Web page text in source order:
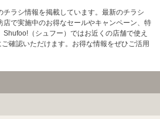
チラシ情報を掲載しています。最新のチラシ
店で実施中のお得なセールやキャンペーン、特
（シュフー）ではお近くの店舗で使え
確認いただけます。お得な情報をぜひご活用